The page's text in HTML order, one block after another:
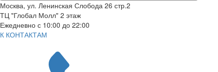
Москва, ул. Ленинская Слобода 26 стр.2
ТЦ "Глобал Молл" 2 этаж
Ежедневно с 10:00 до 22:00
К КОНТАКТАМ